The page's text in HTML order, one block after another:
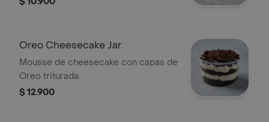
Oreo Cheesecake Jar
Mousse de cheesecake con capas de
Oreo triturada.
$ 12.900